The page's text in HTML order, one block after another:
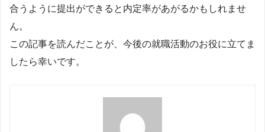
合うように提出ができると内定率があがるかもしれませ
ん。
この記事を読んだことが、今後の就職活動のお役に立てま
したら幸いです。